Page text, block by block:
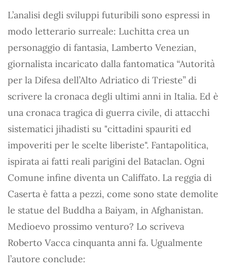
L’analisi degli sviluppi futuribili sono espressi in
modo letterario surreale: Luchitta crea un
personaggio di fantasia, Lamberto Venezian,
giornalista incaricato dalla fantomatica “Autorità
per la Difesa dell’Alto Adriatico di Trieste” di
scrivere la cronaca degli ultimi anni in Italia. Ed è
una cronaca tragica di guerra civile, di attacchi
sistematici jihadisti su "cittadini spauriti ed
impoveriti per le scelte liberiste". Fantapolitica,
ispirata ai fatti reali parigini del Bataclan. Ogni
Comune infine diventa un Califfato. La reggia di
Caserta è fatta a pezzi, come sono state demolite
le statue del Buddha a Baiyam, in Afghanistan.
Medioevo prossimo venturo? Lo scriveva
Roberto Vacca cinquanta anni fa. Ugualmente
l’autore conclude: